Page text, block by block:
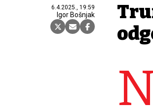
6.4.2025., 19:59
Igor Bošnjak